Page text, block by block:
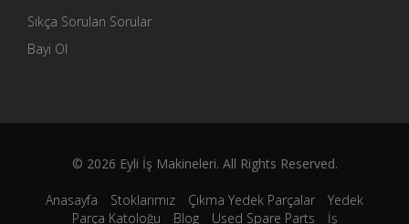
Sıkça Sorulan Sorular
Bayi Ol
© 2026 Eyli İş Makineleri. All Rights Reserved.
Anasayfa Stoklarımız Çıkma Yedek Parçalar
Yedek
Parça Katoloğu
Blog Used Spare Parts İş